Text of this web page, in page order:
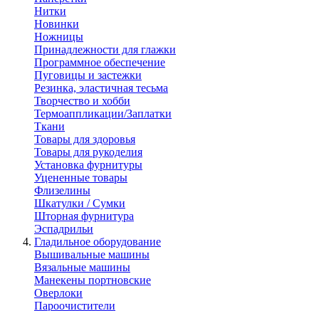
Нитки
Новинки
Ножницы
Принадлежности для глажки
Программное обеспечение
Пуговицы и застежки
Резинка, эластичная тесьма
Творчество и хобби
Термоаппликации/Заплатки
Ткани
Товары для здоровья
Товары для рукоделия
Установка фурнитуры
Уцененные товары
Флизелины
Шкатулки / Сумки
Шторная фурнитура
Эспадрильи
Гладильное оборудование
Вышивальные машины
Вязальные машины
Манекены портновские
Оверлоки
Пароочистители